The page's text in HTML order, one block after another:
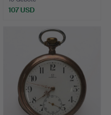
107 USD